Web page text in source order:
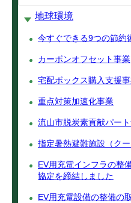
地球環境
今すぐできる9つの節約
カーボンオフセット事業
宅配ボックス購入支援
重点対策加速化事業
流山市脱炭素貢献パー
指定暑熱避難施設（ク
EV用充電インフラの整
協定を締結しました
EV用充電設備の整備の